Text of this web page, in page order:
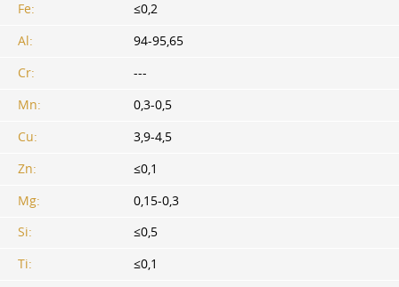
Fe:
≤0,2
Al:
94-95,65
Cr:
---
Mn:
0,3-0,5
Cu:
3,9-4,5
Zn:
≤0,1
Mg:
0,15-0,3
Si:
≤0,5
Ti:
≤0,1